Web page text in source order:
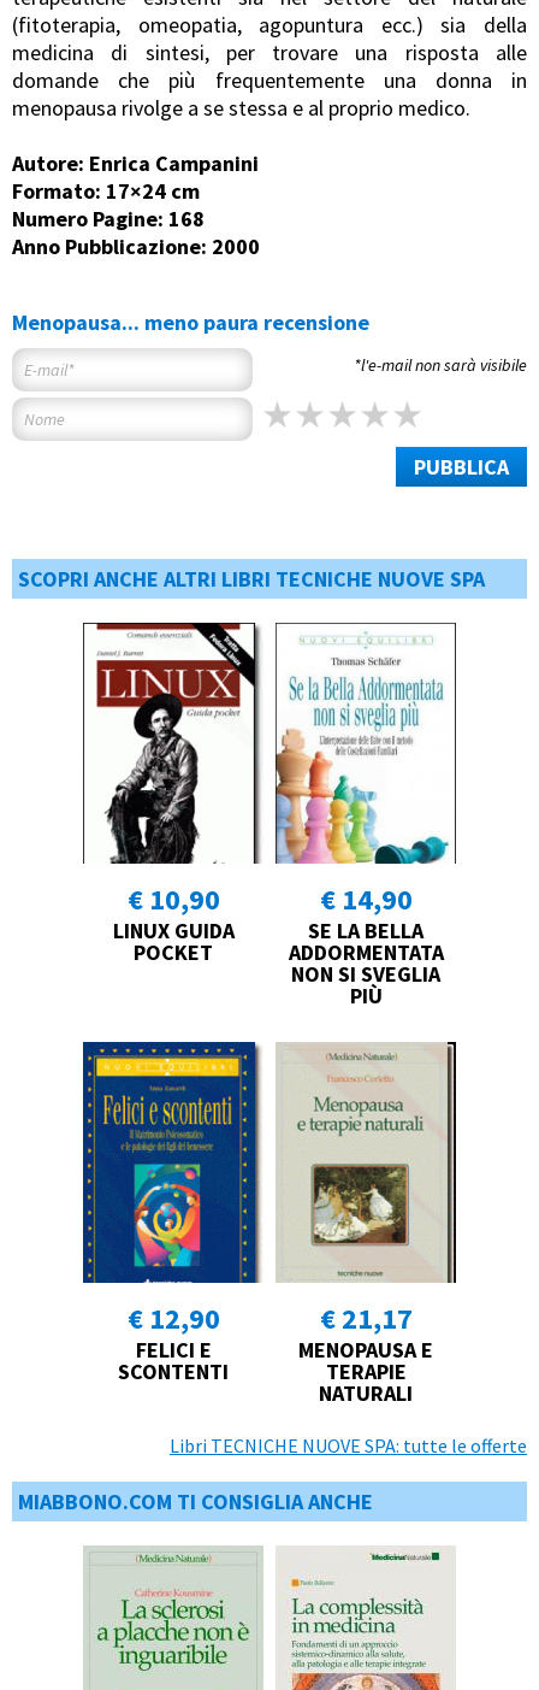
(fitoterapia, omeopatia, agopuntura ecc.) sia della
medicina di sintesi, per trovare una risposta alle
domande che più frequentemente una donna in
menopausa rivolge a se stessa e al proprio medico.
Autore: Enrica Campanini
Formato: 17×24 cm
Numero Pagine: 168
Anno Pubblicazione: 2000
Menopausa... meno paura recensione
*l'e-mail non sarà visibile
PUBBLICA
SCOPRI ANCHE ALTRI LIBRI TECNICHE NUOVE SPA
€ 10,90
LINUX GUIDA
POCKET
€ 14,90
SE LA BELLA
ADDORMENTATA
NON SI SVEGLIA
PIÙ
€ 12,90
FELICI E
SCONTENTI
€ 21,17
MENOPAUSA E
TERAPIE
NATURALI
Libri TECNICHE NUOVE SPA: tutte le offerte
MIABBONO.COM TI CONSIGLIA ANCHE